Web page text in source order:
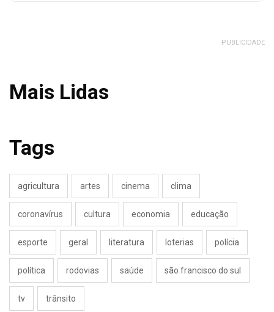
PUBLICIDADE
Mais Lidas
Tags
agricultura artes cinema clima
coronavírus cultura economia educação
esporte geral literatura loterias polícia
política rodovias saúde são francisco do sul
tv trânsito